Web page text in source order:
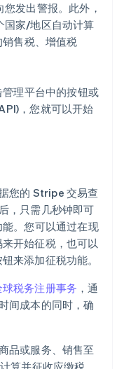
发出警报。此外，
国家/地区自动计算
售税、增值税
理平台中的按钮或
，您就可以开始
您的 Stripe 交易查
，只需几秒钟即可
。您可以通过在现
开始征税，也可以
来添加征税功能。
球税务注册事务 ，通
间成本的同时，确
品或服务、销售至